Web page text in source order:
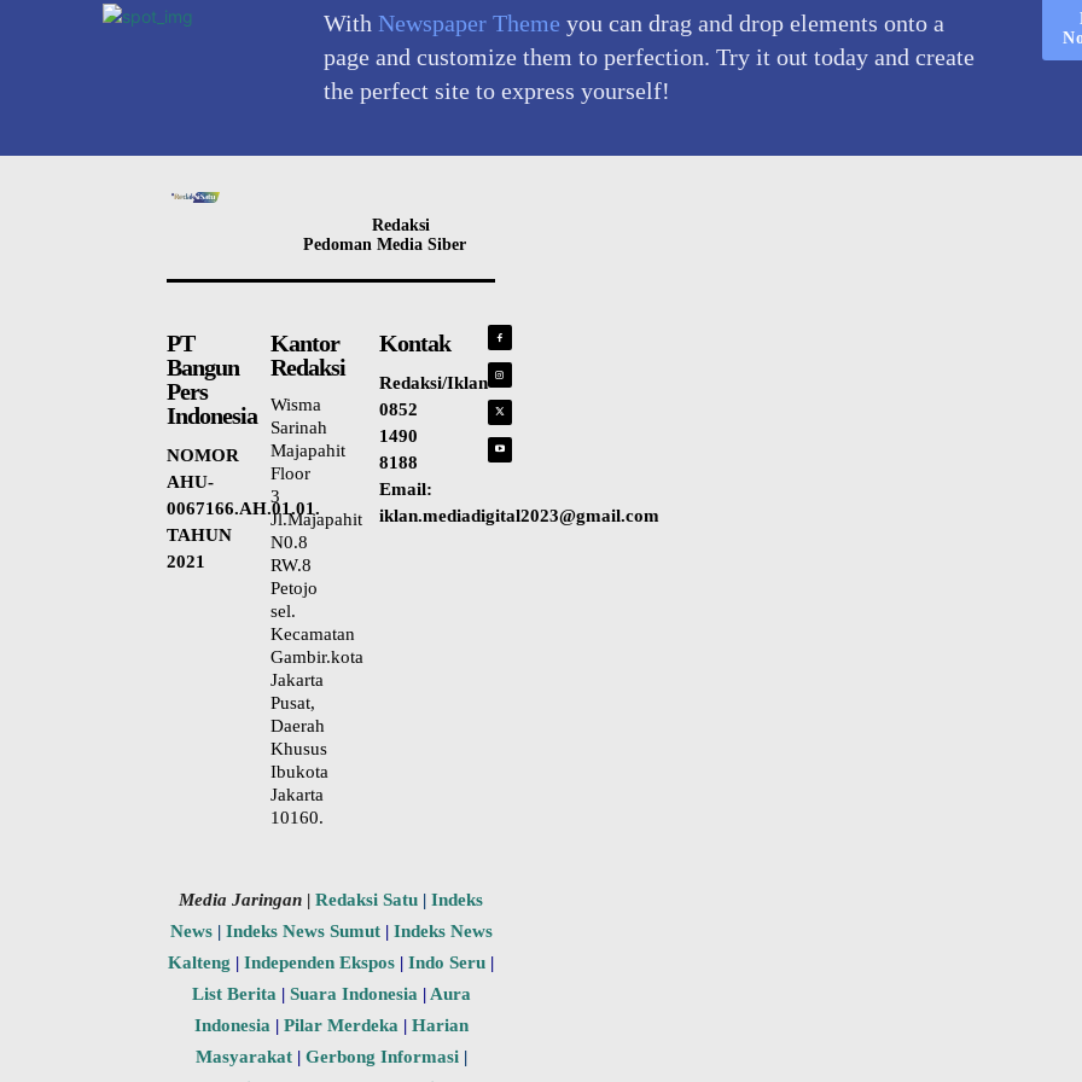
With Newspaper Theme you can drag and drop elements onto a
page and customize them to perfection. Try it out today and create
the perfect site to express yourself!
Redaksi
Pedoman Media Siber
PT
Bangun
Pers
Indonesia
NOMOR
AHU-
0067166.AH.01.01.
TAHUN
2021
Kantor
Redaksi
Wisma
Sarinah
Majapahit
Floor
3
Jl.Majapahit
N0.8
RW.8
Petojo
sel.
Kecamatan
Gambir.kota
Jakarta
Pusat,
Daerah
Khusus
Ibukota
Jakarta
10160.
Kontak
Redaksi/Iklan
0852
1490
8188
Email:
iklan.mediadigital2023@gmail.com
Media Jaringan | Redaksi Satu | Indeks
News | Indeks News Sumut | Indeks News
Kalteng | Independen Ekspos | Indo Seru |
List Berita | Suara Indonesia | Aura
Indonesia | Pilar Merdeka | Harian
Masyarakat | Gerbong Informasi |